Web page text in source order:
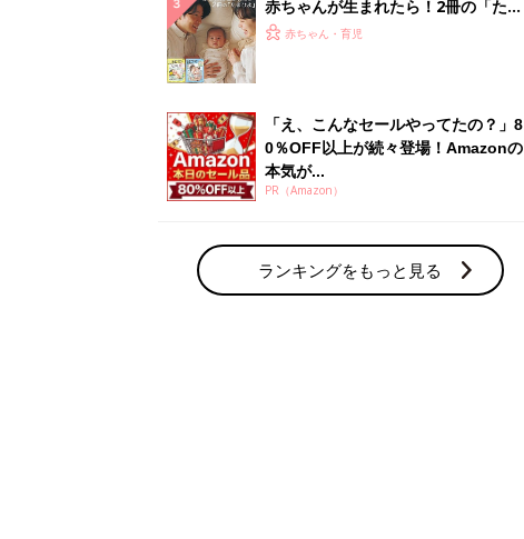
赤ちゃんが生まれたら！2冊の「たま
ひよ」
赤ちゃん・育児
「え、こんなセールやってたの？」8
0％OFF以上が続々登場！Amazonの
本気が...
PR（Amazon）
ランキングをもっと見る